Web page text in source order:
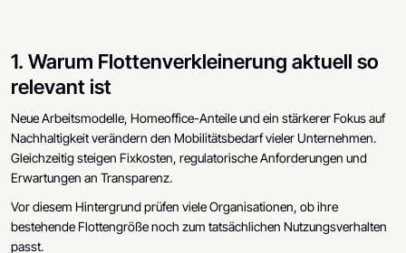
1. Warum Flottenverkleinerung aktuell so
relevant ist
Neue Arbeitsmodelle, Homeoffice-Anteile und ein stärkerer Fokus auf
Nachhaltigkeit verändern den Mobilitätsbedarf vieler Unternehmen.
Gleichzeitig steigen Fixkosten, regulatorische Anforderungen und
Erwartungen an Transparenz.
Vor diesem Hintergrund prüfen viele Organisationen, ob ihre
bestehende Flottengröße noch zum tatsächlichen Nutzungsverhalten
passt.